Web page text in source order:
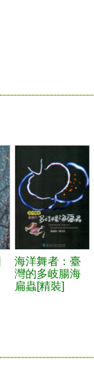
海洋舞者：臺
灣的多岐腸海
扁蟲[精裝]